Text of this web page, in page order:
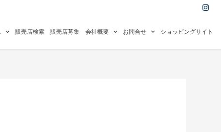
I
n
a
r
販売店検索 販売店募集 会社概要 お問合せ ショッピングサイト